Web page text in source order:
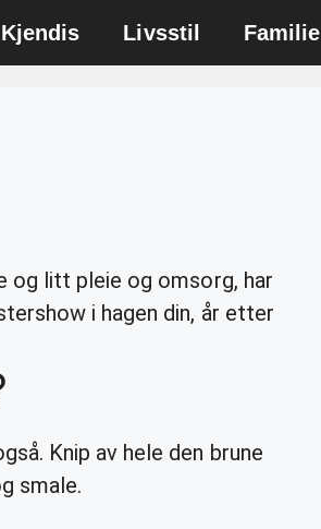
Kjendis Livsstil Familie
litt pleie og omsorg, har
i hagen din, år etter
Knip av hele den brune
smale.